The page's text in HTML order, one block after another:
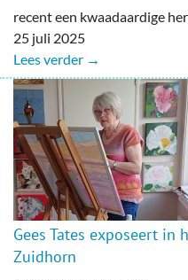
recent een kwaadaardige
25 juli 2025
Lees verder →
Gees Tates exposeert in
Zuidhorn